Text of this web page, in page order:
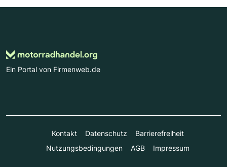
Ein Portal von Firmenweb.de
Kontakt Datenschutz
Barrierefreiheit
Nutzungsbedingungen
AGB Impressum